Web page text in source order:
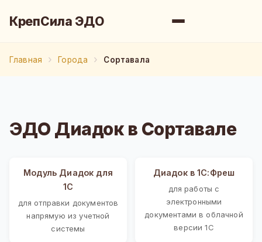
КрепСила ЭДО
Главная Города Сортавала
ЭДО Диадок в Сортавале
Модуль Диадок для
1С
для отправки документов
напрямую из учетной
системы
Диадок в 1С:Фреш
для работы с
электронными
документами в облачной
версии 1С